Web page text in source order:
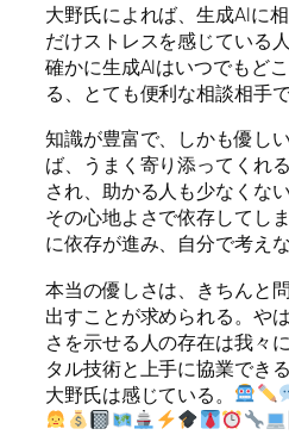
大野氏によれば、生成AIに
だけストレスを感じている
確かに生成AIはいつでもど
る、とても便利な相談相手
知識が豊富で、しかも優し
ば、うまく寄り添ってくれ
され、助かる人も少なくな
その心地よさで依存してし
に依存が進み、自分で考え
本当の優しさは、きちんと
出すことが求められる。や
さを示せる人の存在は我々
タル技術と上手に協業でき
大野氏は感じている。